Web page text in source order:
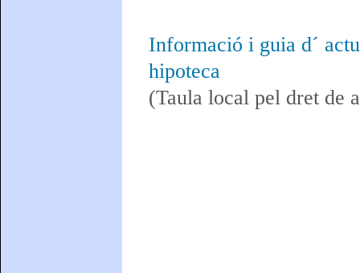
Informació i guia d´
hipoteca
(Taula local pel dret de